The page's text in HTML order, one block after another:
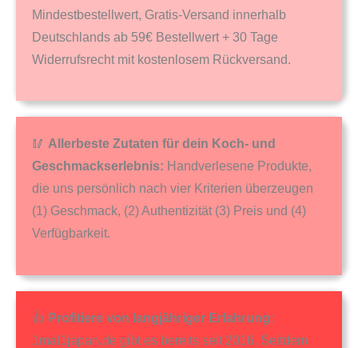
Mindestbestellwert, Gratis-Versand innerhalb
Deutschlands ab 59€ Bestellwert + 30 Tage
Widerrufsrecht mit kostenlosem Rückversand.
🥢 Allerbeste Zutaten für dein Koch- und
Geschmackserlebnis: Handverlesene Produkte,
die uns persönlich nach vier Kriterien überzeugen
(1) Geschmack, (2) Authentizität (3) Preis und (4)
Verfügbarkeit.
👍 Profitiere von langjähriger Erfahrung:
1mal1japan.de gibt es bereits seit 2016. Seitdem